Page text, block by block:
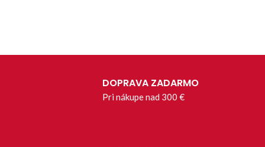
DOPRAVA ZADARMO
Pri nákupe nad 300 €